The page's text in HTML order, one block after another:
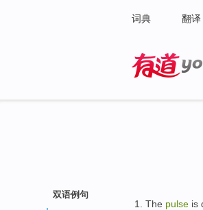
词典 翻译
双语例句
The pulse is